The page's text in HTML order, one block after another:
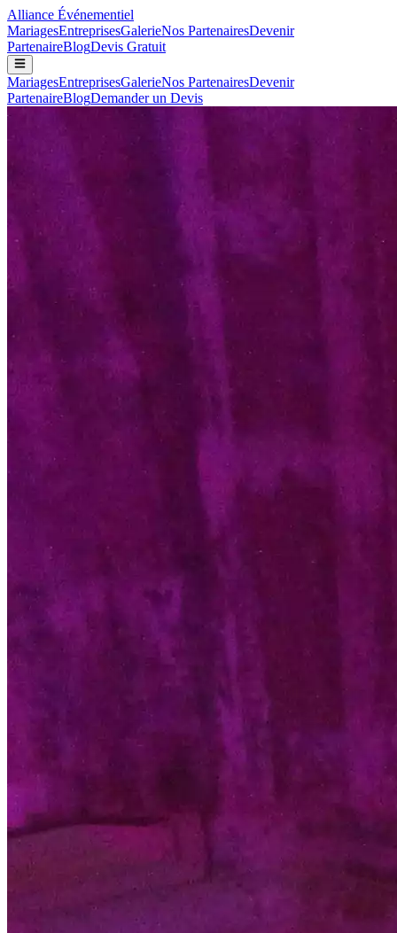
Alliance Événementiel
MariagesEntreprisesGalerieNos PartenairesDevenir
PartenaireBlogDevis Gratuit
MariagesEntreprisesGalerieNos PartenairesDevenir
PartenaireBlogDemander un Devis